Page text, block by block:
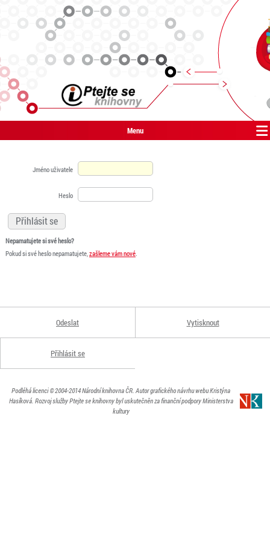
Menu
Jméno uživatele
Heslo
Nepamatujete si své heslo?
Pokud si své heslo nepamatujete,zašleme vám nové.
Odeslat Vytisknout
Přihlásit se
Podléhá licenci© 2004-2014Národní knihovna ČR. Autor grafického návrhu webu Kristýna
Hasíková. Rozvoj služby Ptejte se knihovny byl uskutečněn za finanční podpory Ministerstva
kultury